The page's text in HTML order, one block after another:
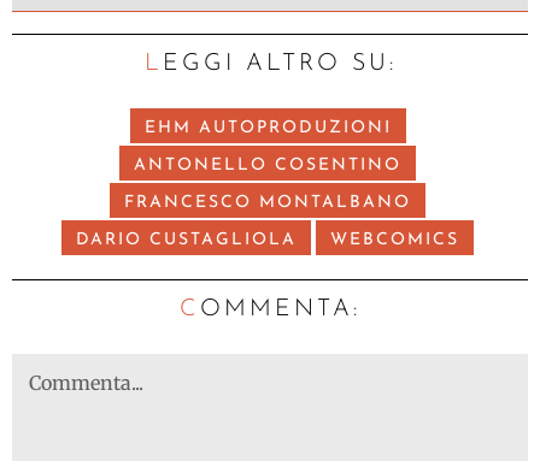
LEGGI ALTRO SU:
EHM AUTOPRODUZIONI
ANTONELLO COSENTINO
FRANCESCO MONTALBANO
DARIO CUSTAGLIOLA WEBCOMICS
C OMMENTA: